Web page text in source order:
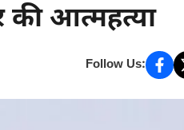
आत्महत्या
Follow Us: